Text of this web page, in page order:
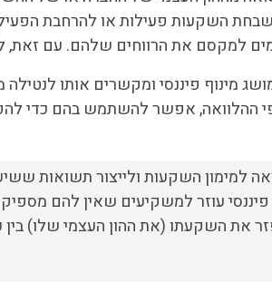
השקעות פעילות או להרחבת
את הרווחים שלהם. עם זאת,
מינוף פיננסי ומקשרים אותו
ההלוואה, אפשר להשתמש בהם כדי
למימון השקעות ולייצור תשואות
עוזר למשקיעים שאין להם
השקעתו (את ההון העצמי שלו) בין